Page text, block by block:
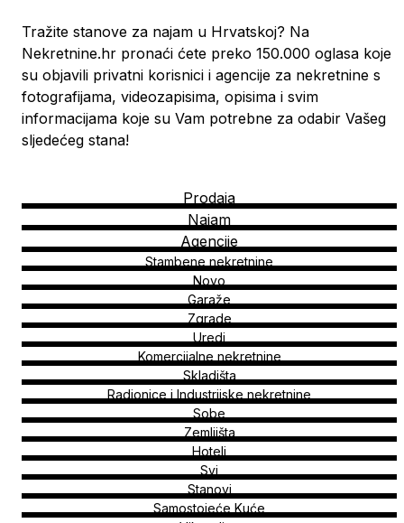
Tražite stanove za najam u Hrvatskoj? Na
Nekretnine.hr pronaći ćete preko 150.000 oglasa koje
su objavili privatni korisnici i agencije za nekretnine s
fotografijama, videozapisima, opisima i svim
informacijama koje su Vam potrebne za odabir Vašeg
sljedećeg stana!
Prodaja
Najam
Agencije
Stambene nekretnine
Novo
Garaže
Zgrade
Uredi
Komercijalne nekretnine
Skladišta
Radionice i Industrijske nekretnine
Sobe
Zemljišta
Hoteli
Svi
Stanovi
Samostojeće Kuće